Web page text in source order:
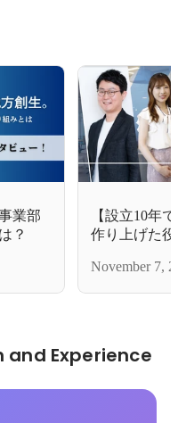
業部
？
【設立10年
作り上げた
November 7,